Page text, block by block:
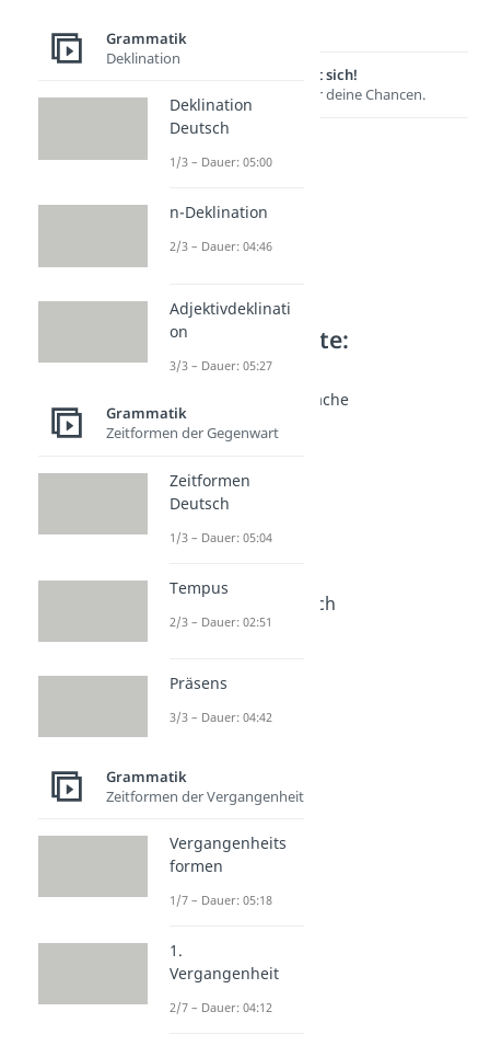
Lernen lohnt sich!
Entdecke hier deine Chancen.
Weitere Inhalte:
Grammatik
Grundlagen der Sprache
Sprache
Dauer: 05:20
Semantik
Dauer: 05:23
Syntax
Dauer: 05:13
Dauer: 03:23
Monate auf Deutsch
Dauer: 02:49
Grammatik
Deklination
Deklination
Deutsch
1/3 – Dauer: 05:00
n-Deklination
2/3 – Dauer: 04:46
Adjektivdeklinati
on
3/3 – Dauer: 05:27
Grammatik
Zeitformen der Gegenwart
Zeitformen
Deutsch
1/3 – Dauer: 05:04
Tempus
2/3 – Dauer: 02:51
Präsens
3/3 – Dauer: 04:42
Grammatik
Zeitformen der Vergangenheit
Vergangenheits
formen
1/7 – Dauer: 05:18
1.
Vergangenheit
2/7 – Dauer: 04:12